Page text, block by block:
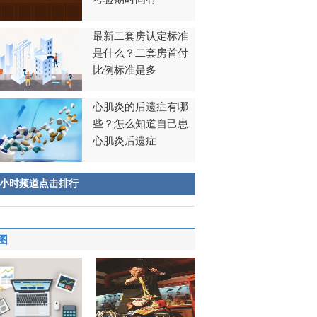
最新二套房认定标准
是什么？二套房首付
比例标准是多
心肌炎的后遗症有哪
些？怎么知道自己患
心肌炎后遗症
时频道点击排行